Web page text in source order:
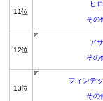
11位
ヒ
その
12位
ア
その
13位
フィンテ
その